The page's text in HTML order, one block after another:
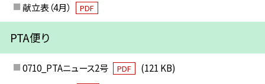
献立表（4月） PDF
PTA便り
0710_PTAニュース2号 PDF
(121 KB)